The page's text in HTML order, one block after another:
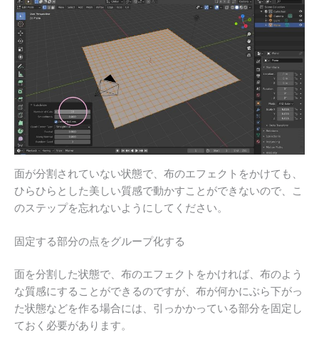
面が分割されていない状態で、布のエフェクトをかけても、
ひらひらとした美しい質感で動かすことができないので、こ
のステップを忘れないようにしてください。
固定する部分の点をグループ化する
面を分割した状態で、布のエフェクトをかければ、布のよう
な質感にすることができるのですが、布が何かにぶら下がっ
た状態などを作る場合には、引っかかっている部分を固定し
ておく必要があります。